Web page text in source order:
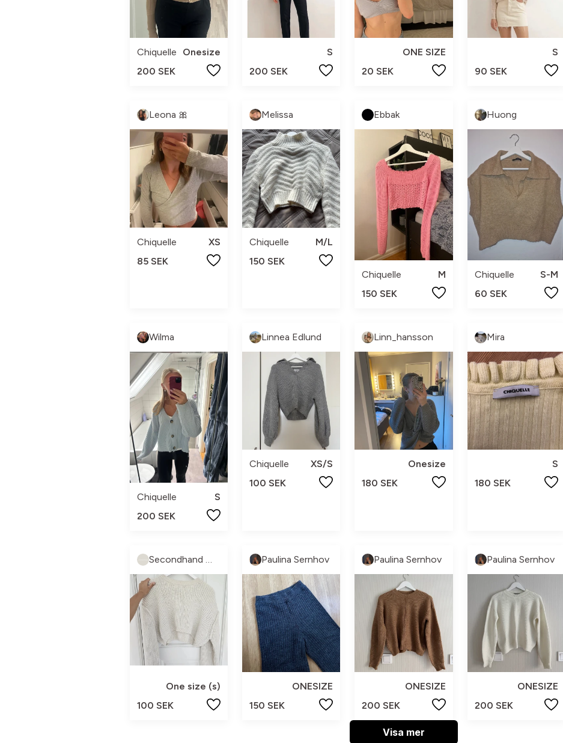
Chiquelle
Onesize
200 SEK
S
200 SEK
ONE SIZE
20 SEK
S
90 SEK
Leona 🎀
Chiquelle
XS
85 SEK
Melissa
Chiquelle
M/L
150 SEK
Ebbak
Chiquelle
M
150 SEK
Huong
Chiquelle
S-M
60 SEK
Wilma
Chiquelle
S
200 SEK
Linnea Edlund
Chiquelle
XS/S
100 SEK
Linn_hansson
Onesize
180 SEK
Mira
S
180 SEK
One size (s)
100 SEK
Paulina Sernhov
ONESIZE
150 SEK
Paulina Sernhov
ONESIZE
200 SEK
Paulina Sernhov
ONESIZE
200 SEK
Visa mer